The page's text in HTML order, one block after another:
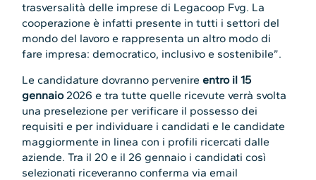
trasversalità delle imprese di Legacoop Fvg. La
cooperazione è infatti presente in tutti i settori del
mondo del lavoro e rappresenta un altro modo di
fare impresa: democratico, inclusivo e sostenibile”.
Le candidature dovranno pervenireentro il 15
gennaio2026 e tra tutte quelle ricevute verrà svolta
una preselezione per verificare il possesso dei
requisiti e per individuare i candidati e le candidate
maggiormente in linea con i profili ricercati dalle
aziende. Tra il 20 e il 26 gennaio i candidati così
selezionati riceveranno conferma via email